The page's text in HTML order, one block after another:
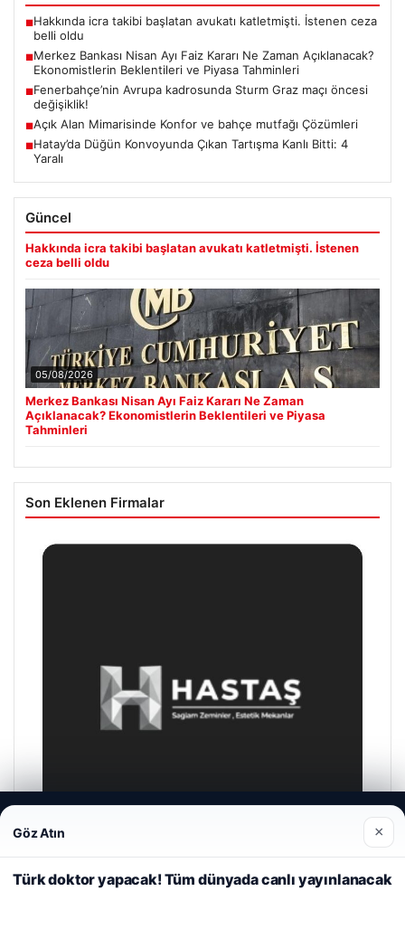
■Hakkında icra takibi başlatan avukatı katletmişti. İstenen ceza
belli oldu
■Merkez Bankası Nisan Ayı Faiz Kararı Ne Zaman Açıklanacak?
Ekonomistlerin Beklentileri ve Piyasa Tahminleri
■Fenerbahçe’nin Avrupa kadrosunda Sturm Graz maçı öncesi
değişiklik!
■Açık Alan Mimarisinde Konfor ve bahçe mutfağı Çözümleri
■Hatay’da Düğün Konvoyunda Çıkan Tartışma Kanlı Bitti: 4
Yaralı
Güncel
Hakkında icra takibi başlatan avukatı katletmişti. İstenen
ceza belli oldu
05/08/2026
Merkez Bankası Nisan Ayı Faiz Kararı Ne Zaman
Açıklanacak? Ekonomistlerin Beklentileri ve Piyasa
Tahminleri
Son Eklenen Firmalar
deneyiminizi kişiselleştirmek ve geliştirmek amacıyla çerezler
kullanıyoruz.Çerez Politikamız
Reddet Kabul Et
Göz Atın ×
Türk doktor yapacak! Tüm dünyada canlı yayınlanacak